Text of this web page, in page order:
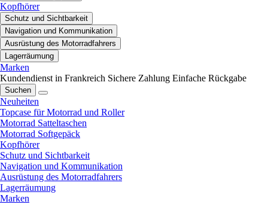
Kopfhörer
Schutz und Sichtbarkeit
Navigation und Kommunikation
Ausrüstung des Motorradfahrers
Lagerräumung
Marken
Kundendienst in Frankreich Sichere Zahlung Einfache Rückgabe
Suchen
Neuheiten
Topcase für Motorrad und Roller
Motorrad Satteltaschen
Motorrad Softgepäck
Kopfhörer
Schutz und Sichtbarkeit
Navigation und Kommunikation
Ausrüstung des Motorradfahrers
Lagerräumung
Marken